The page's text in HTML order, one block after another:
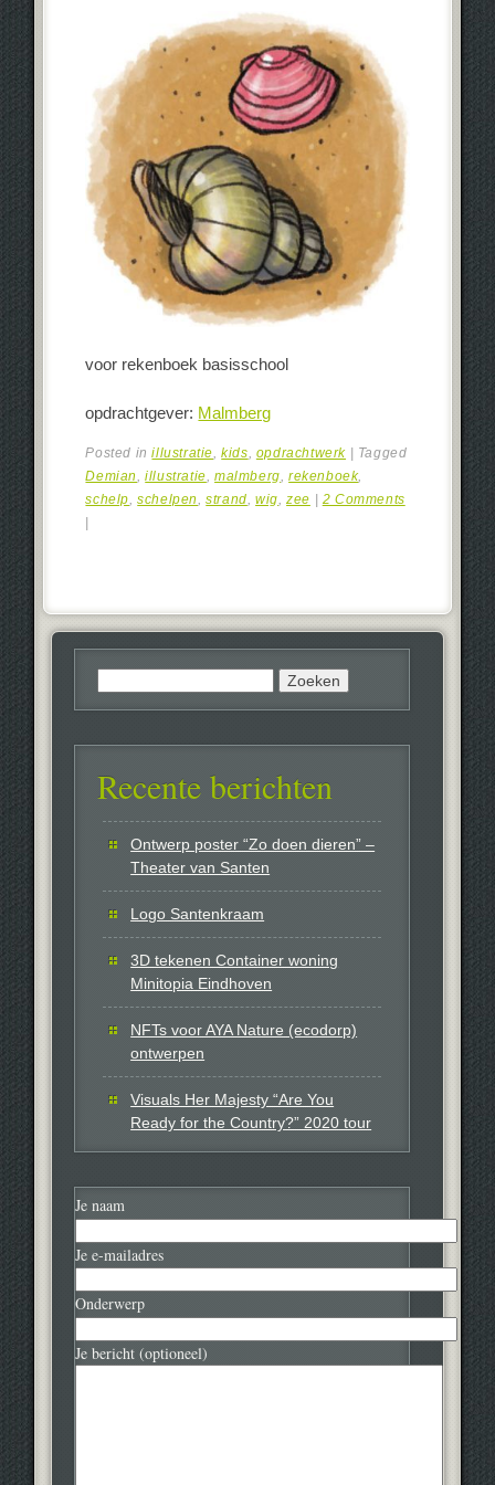
voor rekenboek basisschool
opdrachtgever: Malmberg
Posted inillustratie,kids, opdrachtwerk
Tagged
Demian,illustratie,malmberg,rekenboek,
schelp,schelpen,strand,wig,zee
2 Comments
Recente berichten
Ontwerp poster “Zo doen dieren” –
Theater van Santen
Logo Santenkraam
3D tekenen Container woning
Minitopia Eindhoven
NFTs voor AYA Nature (ecodorp)
ontwerpen
Visuals Her Majesty “Are You
Ready for the Country?” 2020 tour
Je naam
Je e-mailadres
Onderwerp
Je bericht (optioneel)